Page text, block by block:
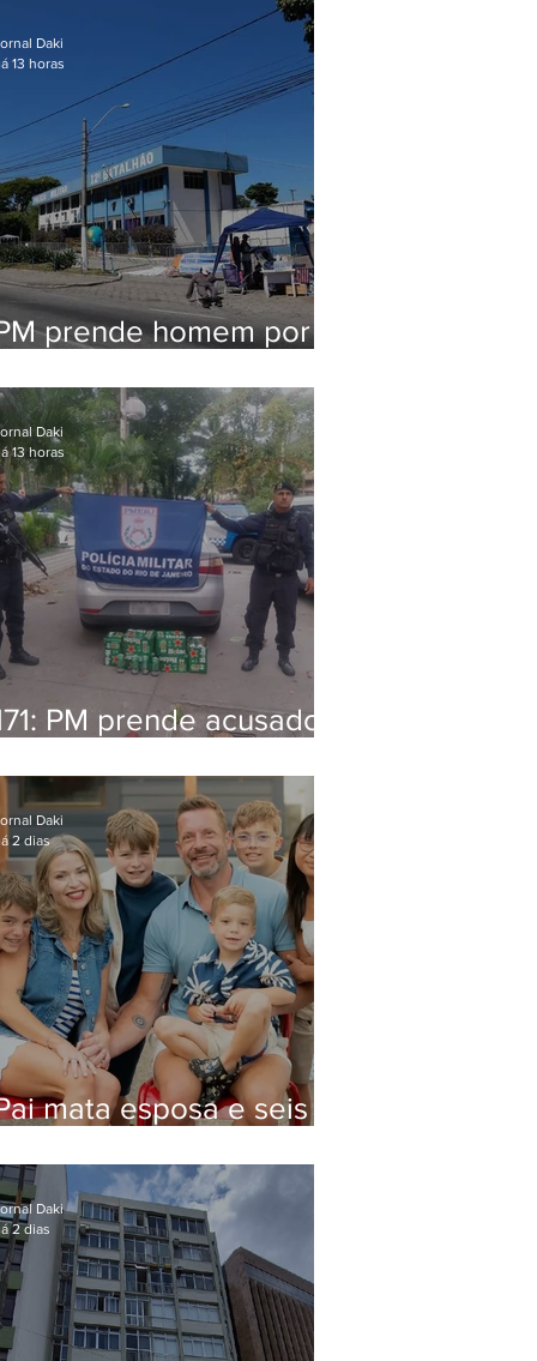
Maricá
prende homem por
Daki
13 horas
PM prende acusado
de Niterói
Daki
13 horas
mata esposa e seis
Daki
2 dias
Daki
2 dias